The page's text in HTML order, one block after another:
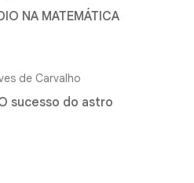
NA MATEMÁTICA
de Carvalho
sucesso do astro